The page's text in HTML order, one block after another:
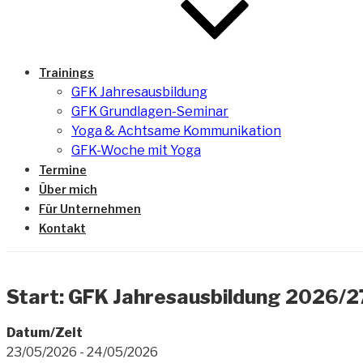
Trainings
GFK Jahresausbildung
GFK Grundlagen-Seminar
Yoga & Achtsame Kommunikation
GFK-Woche mit Yoga
Termine
Über mich
Für Unternehmen
Kontakt
Start: GFK Jahresausbildung 2026/
Datum/Zeit
23/05/2026 - 24/05/2026